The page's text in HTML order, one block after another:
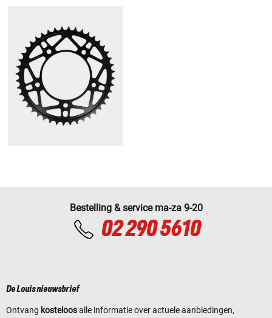
Bestelling & service ma-za 9-20
02 290 5610
De Louis nieuwsbrief
Ontvang kosteloosalle informatie over actuele aanbiedingen,